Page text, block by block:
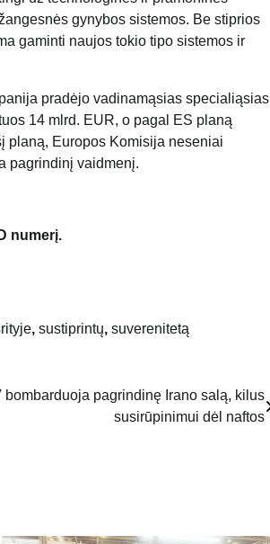
gynybos sistemos. Be stiprios
gaminti naujos tokio tipo sistemos ir
pradėjo vadinamąsias specialiąsias
14 mlrd. EUR, o pagal ES planą
planą, Europos Komisija neseniai
pagrindinį vaidmenį.
numerį.
, sustiprintų, suverenitetą
bombarduoja pagrindinę Irano salą, kilus
susirūpinimui dėl naftos